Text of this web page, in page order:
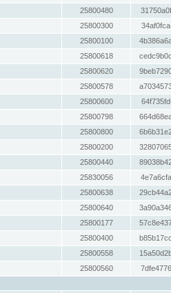
25800480
25800300
25800100
25800618
25800620
25800578
25800600
25800798
25800800
25800200
25800440
25830056
25800638
25800640
25800177
25800400
25800558
25800560